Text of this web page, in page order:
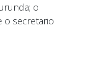
o
o secretario